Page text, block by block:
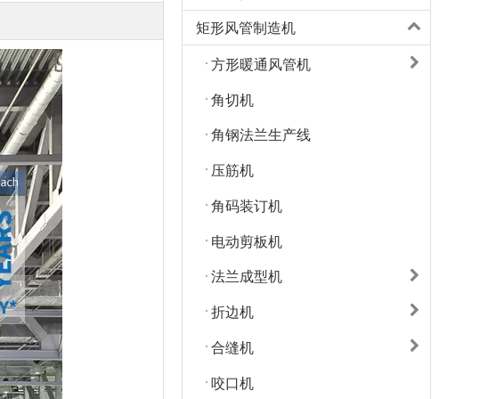
矩形风管制造机
方形暖通风管机
角切机
角钢法兰生产线
压筋机
角码装订机
电动剪板机
法兰成型机
折边机
合缝机
咬口机